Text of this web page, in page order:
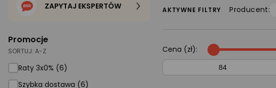
Gaming
Telewizory i audio
Foto i kamery
AGD duże
Promocje
SORTUJ: A-Z
Raty 3x0% (6)
Szybka dostawa (6)
ZAPYTAJ EKSPERTÓW AKTYWNE FILTRY Producent:
Cena (zł):